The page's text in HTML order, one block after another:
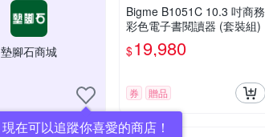
墊腳石商城
現在可以追蹤你喜愛的商店！
Bigme B1051C 10.3 吋商務
彩色電子書閱讀器 (套裝組)
$19,980
券 贈品